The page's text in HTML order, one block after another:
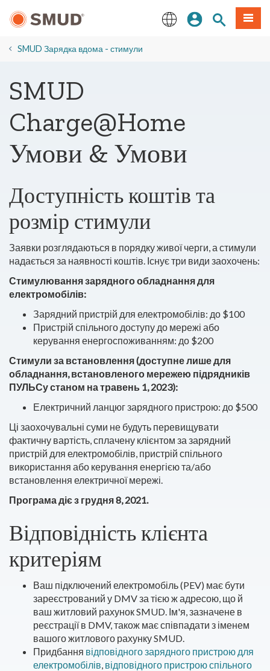
до
змісту
Увійдіть
Пошук по
Меню
SMUD Зарядка вдома - стимули
SMUD
Charge@Home
Умови & Умови
Доступність коштів та
розмір стимули
Заявки розглядаються в порядку живої черги, а стимули
надається за наявності коштів. Існує три види заохочень:
Стимулювання зарядного обладнання для
електромобілів:
Зарядний пристрій для електромобілів: до $100
Пристрій спільного доступу до мережі або
керування енергоспоживанням: до $200
Стимули за встановлення (доступне лише для
обладнання, встановленого мережею підрядників
ПУЛЬСу станом на травень 1, 2023):
Електричний ланцюг зарядного пристрою: до $500
Ці заохочувальні суми не будуть перевищувати
фактичну вартість, сплачену клієнтом за зарядний
пристрій для електромобілів, пристрій спільного
використання або керування енергією та/або
встановлення електричної мережі.
Програма діє з грудня 8, 2021.
Відповідність клієнта
критеріям
Ваш підключений електромобіль (PEV) має бути
зареєстрований у DMV за тією ж адресою, що й
ваш житловий рахунок SMUD. Ім'я, зазначене в
реєстрації в DMV, також має співпадати з іменем
вашого житлового рахунку SMUD.
Придбання відповідного зарядного пристрою для
електромобілів, відповідного пристрою спільного